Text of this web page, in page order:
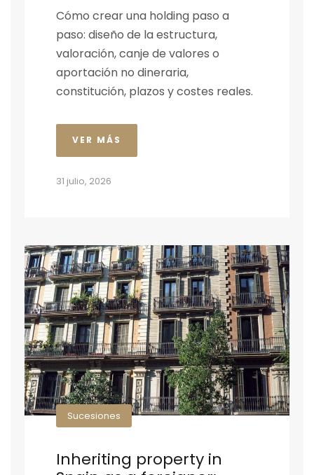
Cómo crear una holding paso a
paso: diseño de la estructura,
valoración, canje de valores o
aportación no dineraria,
constitución, plazos y costes reales.
VER MÁS
31 julio, 2026
Sucesiones
Inheriting property in